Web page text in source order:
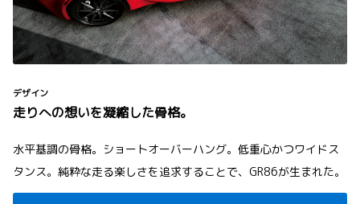
デザイン
走りへの想いを凝縮した骨格。
水平基調の骨格。ショートオーバーハング。低重心かつワイドス
タンス。純粋な走る楽しさを追求することで、GR86が生まれた。